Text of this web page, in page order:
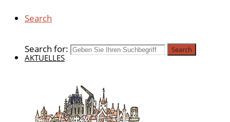
Search
Search for: Search
AKTUELLES
BEITRÄGE 2024
BEITRÄGE 2023